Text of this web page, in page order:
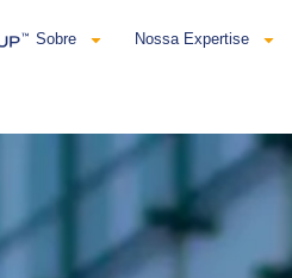
Sobre Nossa Expertise